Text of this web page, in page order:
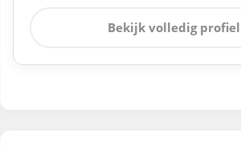
Bekijk volledig